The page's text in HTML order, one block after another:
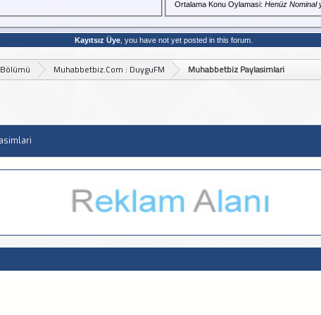
Ortalama Konu Oylamasi: Henüz Nominal
Kayıtsız Üye, you have not yet posted in this forum.
Muhabbetbiz.Com : DuyguFM Muhabbetbiz Paylasimlari